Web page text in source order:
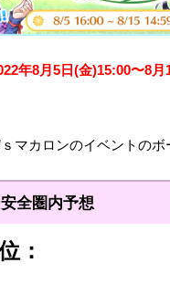
年8月5日(金)15:00〜8
マカロンのイベントのボ
全圏内予想
：